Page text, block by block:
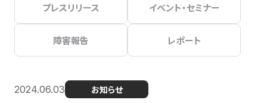
プレスリリース イベント・セミナー
障害報告 レポート
2024.06.03 お知らせ